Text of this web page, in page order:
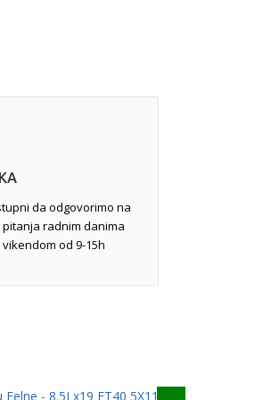
gasom
da odgovorimo na
pitanja radnim danima
vikendom od 9-15h